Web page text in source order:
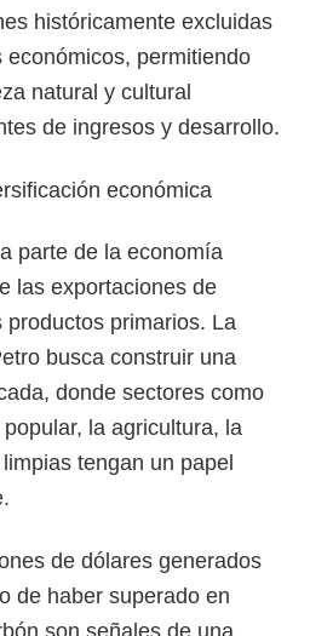
históricamente excluidas
permitiendo
natural y cultural
de ingresos y desarrollo.
económica
parte de la economía
las exportaciones de
primarios. La
busca construir una
donde sectores como
la agricultura, la
tengan un papel
de dólares generados
de haber superado en